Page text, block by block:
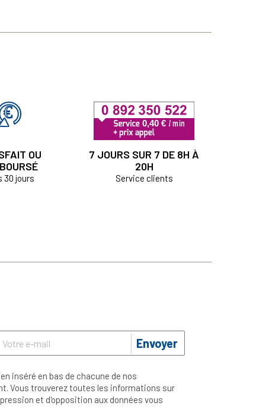
OU
30 jours
7 JOURS SUR 7 DE 8H À
20H
Service clients
Envoyer
inséré en bas de chacune de nos
Vous trouverez toutes les informations sur
et d'opposition aux données vous